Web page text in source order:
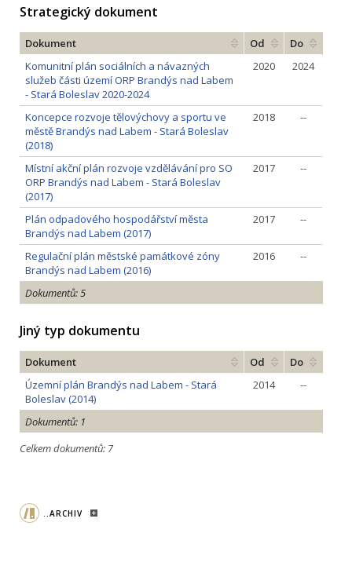
Strategický dokument
Dokument Od
Do
Komunitní plán sociálních a návazných
služeb části území ORP Brandýs nad Labem
- Stará Boleslav 2020-2024
2020 2024
Koncepce rozvoje tělovýchovy a sportu ve
městě Brandýs nad Labem - Stará Boleslav
(2018)
2018 --
Místní akční plán rozvoje vzdělávání pro SO
ORP Brandýs nad Labem - Stará Boleslav
(2017)
2017 --
Plán odpadového hospodářství města
Brandýs nad Labem (2017)
2017 --
Regulační plán městské památkové zóny
Brandýs nad Labem (2016)
2016 --
Dokumentů: 5
Jiný typ dokumentu
Dokument Od
Do
Územní plán Brandýs nad Labem - Stará
Boleslav (2014)
2014 --
Dokumentů: 1
Celkem dokumentů: 7
..ARCHIV